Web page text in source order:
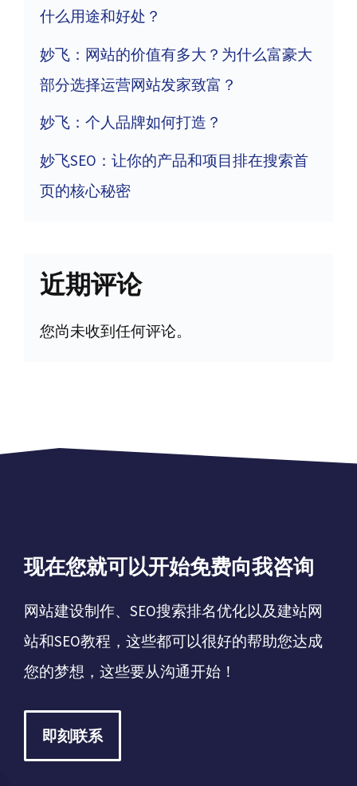
什么用途和好处？
妙飞：网站的价值有多大？为什么富豪大
部分选择运营网站发家致富？
妙飞：个人品牌如何打造？
妙飞SEO：让你的产品和项目排在搜索首
页的核心秘密
近期评论
您尚未收到任何评论。
现在您就可以开始免费向我咨询
网站建设制作、SEO搜索排名优化以及建站网
站和SEO教程，这些都可以很好的帮助您达成
您的梦想，这些要从沟通开始！
即刻联系